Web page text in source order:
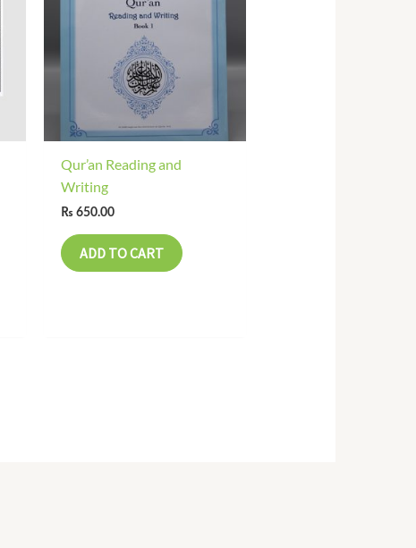
Qur’an Reading and
Writing
₨ 650.00
ADD TO CART